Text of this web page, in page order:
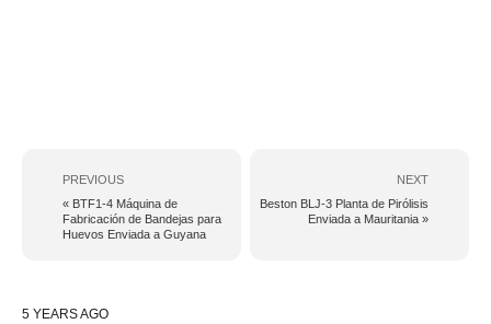
NEXT
Beston BLJ-3 Planta de Pirólisis
Enviada a Mauritania »
PREVIOUS
« BTF1-4 Máquina de
Fabricación de Bandejas para
Huevos Enviada a Guyana
5 YEARS AGO